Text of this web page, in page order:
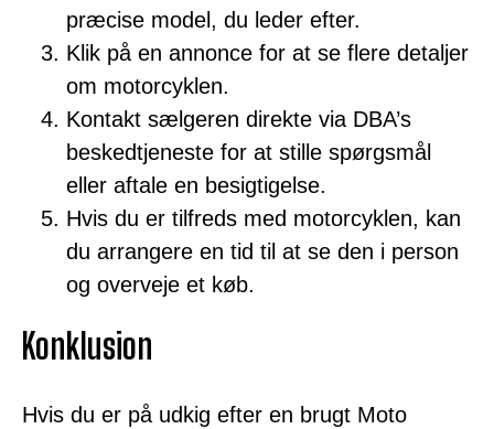
præcise model, du leder efter.
Klik på en annonce for at se flere detaljer
om motorcyklen.
Kontakt sælgeren direkte via DBA’s
beskedtjeneste for at stille spørgsmål
eller aftale en besigtigelse.
Hvis du er tilfreds med motorcyklen, kan
du arrangere en tid til at se den i person
og overveje et køb.
Konklusion
Hvis du er på udkig efter en brugt Moto